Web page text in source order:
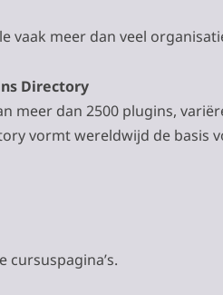
meer dan veel
Directory
meer dan 2500 plugins,
vormt wereldwijd de basis
cursuspagina’s.